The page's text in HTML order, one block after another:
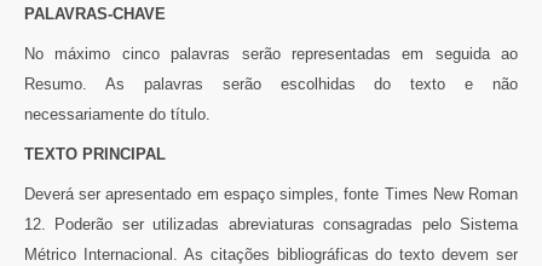
PALAVRAS-CHAVE
No máximo cinco palavras serão representadas em seguida ao
Resumo. As palavras serão escolhidas do texto e não
necessariamente do título.
TEXTO PRINCIPAL
Deverá ser apresentado em espaço simples, fonte Times New Roman
12. Poderão ser utilizadas abreviaturas consagradas pelo Sistema
Métrico Internacional. As citações bibliográficas do texto devem ser